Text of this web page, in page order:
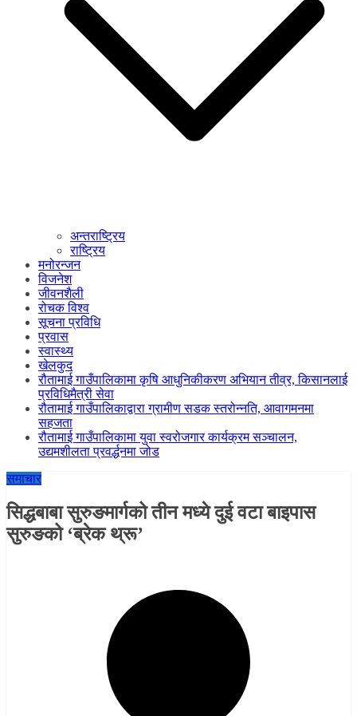
अन्तराष्ट्रिय
राष्ट्रिय
मनोरन्जन
विजनेश
जीवनशैली
रोचक विश्व
सूचना प्रविधि
प्रवास
स्वास्थ्य
खेलकुद
रौतामाई गाउँपालिकामा कृषि आधुनिकीकरण अभियान तीव्र, किसानलाई
प्रविधिमैत्री सेवा
रौतामाई गाउँपालिकाद्वारा ग्रामीण सडक स्तरोन्नति, आवागमनमा
सहजता
रौतामाई गाउँपालिकामा युवा स्वरोजगार कार्यक्रम सञ्चालन,
उद्यमशीलता प्रवर्द्धनमा जोड
समाचार
सिद्धबाबा सुरुङमार्गको तीन मध्ये दुई वटा बाइपास
सुरुङको ‘ब्रेक थ्रू’